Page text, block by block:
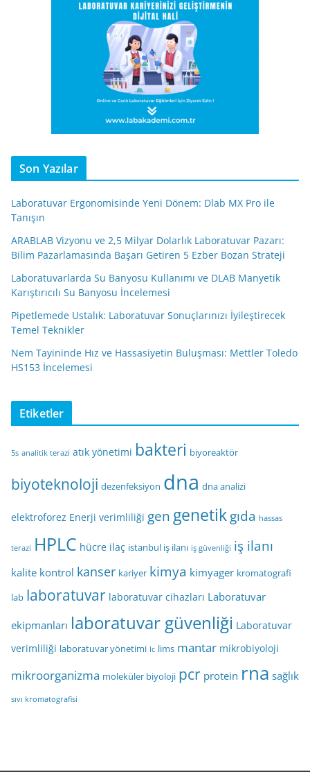
Son Yazılar
Laboratuvar Ergonomisinde Yeni Dönem: Dlab MX Pro ile
Tanışın
ARABLAB Vizyonu ve 2,5 Milyar Dolarlık Laboratuvar Pazarı:
Bilim Pazarlamasında Başarı Getiren 5 Ezber Bozan Strateji
Laboratuvarlarda Su Banyosu Kullanımı ve DLAB Manyetik
Karıştırıcılı Su Banyosu İncelemesi
Pipetlemede Ustalık: Laboratuvar Sonuçlarınızı İyileştirecek
Temel Teknikler
Nem Tayininde Hız ve Hassasiyetin Buluşması: Mettler Toledo
HS153 İncelemesi
Etiketler
5s analitik terazi atık yönetimi bakteri biyoreaktör
biyoteknoloji dezenfeksiyon dna dna analizi
elektroforez Enerji verimliliği gen genetikgıda hassas
terazi HPLC hücre ilaç istanbul iş ilanı iş güvenliği iş ilanı
kalite kontrol kanser kariyer kimya kimyager kromatografi
lab laboratuvar laboratuvar cihazları Laboratuvar
ekipmanları laboratuvar güvenliği Laboratuvar
verimliliği laboratuvar yönetimi lc lims mantar mikrobiyoloji
mikroorganizma moleküler biyoloji pcr protein rna sağlık
sıvı kromatografisi